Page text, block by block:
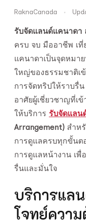
RaknaCanada
รับจัดแลนด์แคนาดา
ครบ จบ มืออาชีพ เที่
แคนาดาเป็นจุดหมา
ใหญ่ของธรรมชาติเ
การจัดทริปให้ราบรื่
อาศัยผู้เชี่ยวชาญที่เข้
ให้บริการ รับจัดแลน
Arrangement) สำห
การดูแลครบทุกขั้นต
การดูแลหน้างาน เพื่
รื่นและมั่นใจ
บริการแล
โจทย์ควา